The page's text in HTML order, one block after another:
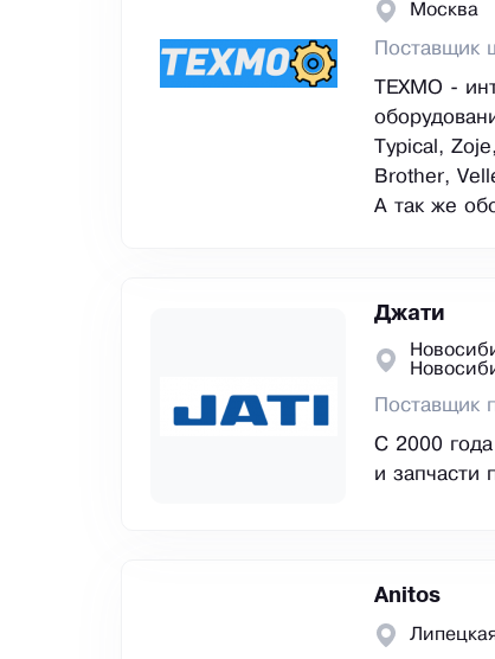
Москва
Поставщик
ТЕХМО -
Typical,
Brother,
А так же
Джати
Поставщик
С 2000
и запчасти
Anitos